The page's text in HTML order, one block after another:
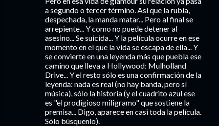
a segundo o tercer término. Así que la rubia,
despechada, la manda matar... Pero al final se
arrepiente... Y como no puede detener al
asesino... Se suicida... Y la película ocurre en ese
momento en el que la vida se escapa de ella... Y
se convierte en una leyenda más que puebla ese
camino que lleva a Hollywood: Mulholland
Drive... Y el resto sólo es una confirmación de la
leyenda: nada es real (no hay banda, pero sí
música), sólo la historia (y el cuadrito azul ese
es "el prodigioso miligramo" que sostiene la
premisa... Digo, aparece en casi toda la película.
Sólo búsquenlo).